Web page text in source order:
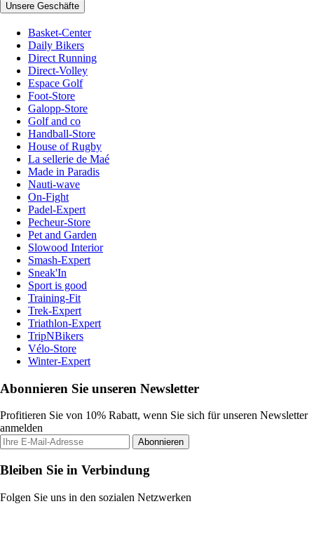
Unsere Geschäfte
Basket-Center
Daily Bikers
Direct Running
Direct-Volley
Espace Golf
Foot-Store
Galopp-Store
Golf and co
Handball-Store
House of Rugby
La sellerie de Maé
Made in Paradis
Nauti-wave
On-Fight
Padel-Expert
Pecheur-Store
Pet and Garden
Slowood Interior
Smash-Expert
Sneak'In
Sport is good
Training-Fit
Trek-Expert
Triathlon-Expert
TripNBikers
Vélo-Store
Winter-Expert
Abonnieren Sie unseren Newsletter
Profitieren Sie von 10% Rabatt, wenn Sie sich für unseren Newsletter
anmelden
Abonnieren
Bleiben Sie in Verbindung
Folgen Sie uns in den sozialen Netzwerken